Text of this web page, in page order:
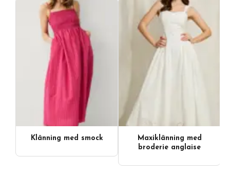
Klänning med smock
Maxiklänning med
broderie anglaise